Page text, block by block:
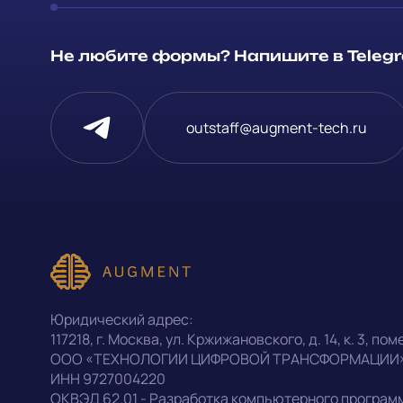
outstaff@augment-tech.ru
+7 (499) 302-30-53
Оставить заявку
Не любите формы? Напишите в
outstaff@augment-tech.ru
Юридический адрес:
117218, г. Москва,ул. Кржижановского, д. 14, к. 3,
ООО «ТЕХНОЛОГИИ ЦИФРОВОЙ
ИНН 9727004220
ОКВЭД 62.01 - Разработка компьютерного
Telegram
проект